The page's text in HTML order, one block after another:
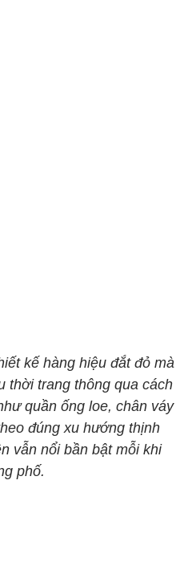
kế hàng hiệu đắt đỏ mà
thời trang thông qua cách
quần ống loe, chân váy
đúng xu hướng thịnh
vẫn nổi bần bật mỗi khi
phố.